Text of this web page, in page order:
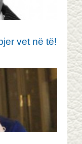
vet në të!